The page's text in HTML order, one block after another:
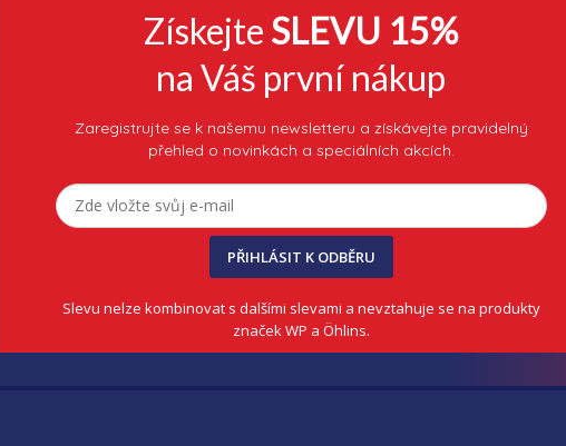
Získejte SLEVU 15%
na Váš první nákup
Zaregistrujte se k našemu newsletteru a získávejte pravidelný
přehled o novinkách a speciálních akcích.
PŘIHLÁSIT K ODBĚRU
Slevu nelze kombinovat s dalšími slevami a nevztahuje se na produkty
značek WP a Öhlins.